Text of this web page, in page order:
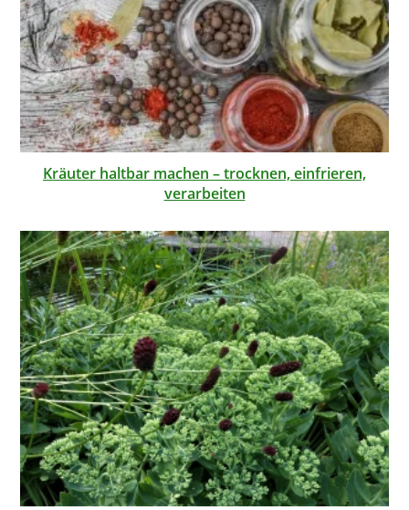
Kräuter haltbar machen – trocknen, einfrieren,
verarbeiten